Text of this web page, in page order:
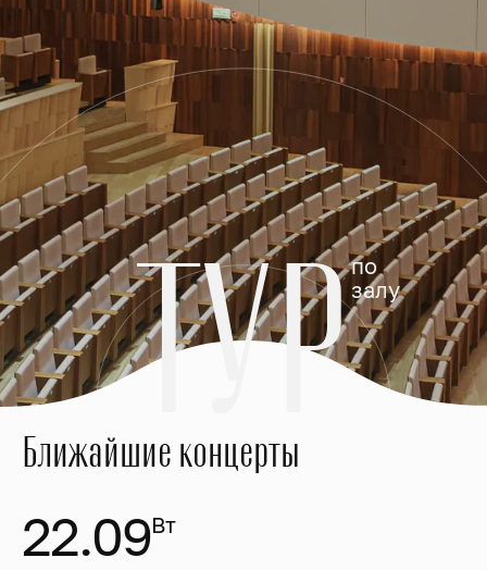
ТУРпо
залу
Ближайшие концерты
22.09Вт